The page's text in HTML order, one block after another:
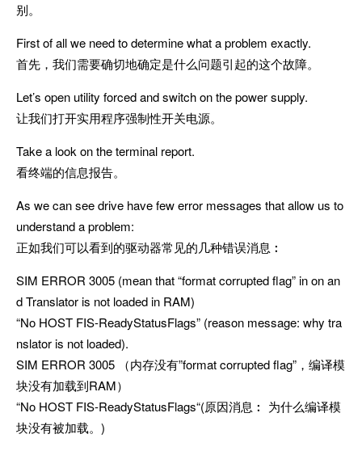
别。
First of all we need to determine what a problem exactly.
首先，我们需要确切地确定是什么问题引起的这个故障。
Let’s open utility forced and switch on the power supply.
让我们打开实用程序强制性开关电源。
Take a look on the terminal report.
看终端的信息报告。
As we can see drive have few error messages that allow us to
understand a problem:
正如我们可以看到的驱动器常见的几种错误消息︰
SIM ERROR 3005 (mean that “format corrupted flag” in on an
d Translator is not loaded in RAM)
“No HOST FIS-ReadyStatusFlags” (reason message: why tra
nslator is not loaded).
SIM ERROR 3005 （内存没有”format corrupted flag”，编译模
块没有加载到RAM）
“No HOST FIS-ReadyStatusFlags“(原因消息︰ 为什么编译模
块没有被加载。)